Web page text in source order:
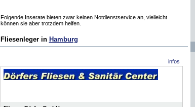
Folgende Inserate bieten zwar keinen Notdienstservice an, vielleicht
können sie aber trotzdem helfen.
Fliesenleger in Hamburg
infos